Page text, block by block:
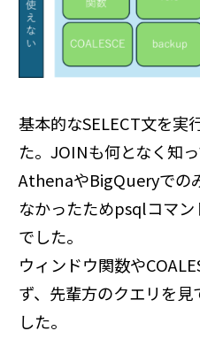
基本的なSELECT文を実
た。JOINも何となく知
AthenaやBigQueryでの
なかったためpsqlコマ
でした。
ウィンドウ関数や
ず、先輩方のクエリを
した。